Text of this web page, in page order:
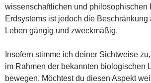
wissenschaftlichen und philosophischen
Erdsystems ist jedoch die
Leben gängig und zweckmäßig.
Insofern stimme ich deiner Sichtweise
im Rahmen der bekannten biologischen
bewegen. Möchtest du diesen Aspekt